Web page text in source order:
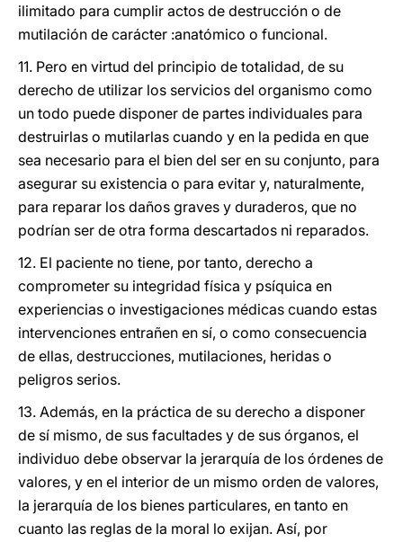
ilimitado para cumplir actos de destrucción o de
mutilación de carácter :anatómico o funcional.
11. Pero en virtud del principio de totalidad, de su
derecho de utilizar los servicios del organismo como
un todo puede disponer de partes individuales para
destruirlas o mutilarlas cuando y en la pedida en que
sea necesario para el bien del ser en su conjunto, para
asegurar su existencia o para evitar y, naturalmente,
para reparar los daños graves y duraderos, que no
podrían ser de otra forma descartados ni reparados.
12. El paciente no tiene, por tanto, derecho a
comprometer su integridad física y psíquica en
experiencias o investigaciones médicas cuando estas
intervenciones entrañen en sí, o como consecuencia
de ellas, destrucciones, mutilaciones, heridas o
peligros serios.
13. Además, en la práctica de su derecho a disponer
de sí mismo, de sus facultades y de sus órganos, el
individuo debe observar la jerarquía de los órdenes de
valores, y en el interior de un mismo orden de valores,
la jerarquía de los bienes particulares, en tanto en
cuanto las reglas de la moral lo exijan. Así, por